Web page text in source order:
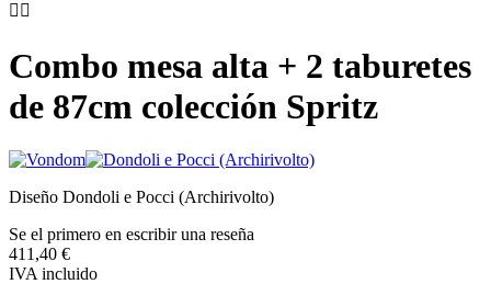
 
Combo mesa alta + 2 taburetes
de 87cm colección Spritz
Diseño Dondoli e Pocci (Archirivolto)
Se el primero en escribir una reseña
411,40 €
IVA incluido